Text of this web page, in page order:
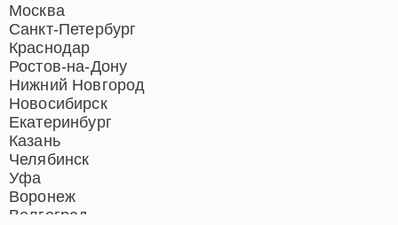
Москва
Санкт-Петербург
Краснодар
Ростов-на-Дону
Нижний Новгород
Новосибирск
Екатеринбург
Казань
Челябинск
Уфа
Воронеж
Волгоград